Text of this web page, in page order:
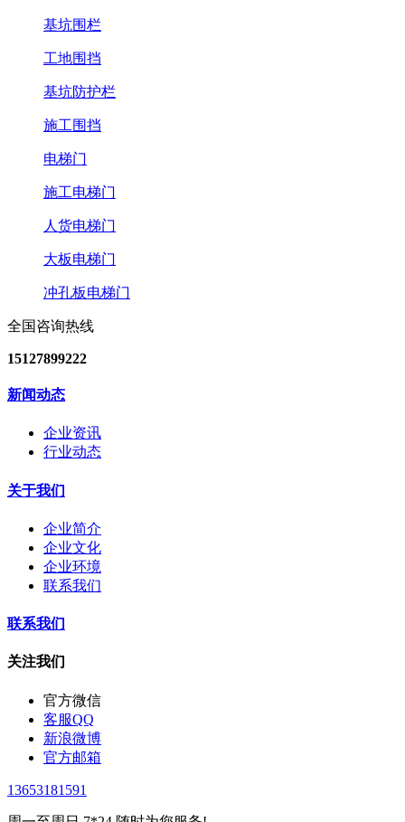
基坑围栏
工地围挡
基坑防护栏
施工围挡
电梯门
施工电梯门
人货电梯门
大板电梯门
冲孔板电梯门
全国咨询热线
15127899222
新闻动态
企业资讯
行业动态
关于我们
企业简介
企业文化
企业环境
联系我们
联系我们
关注我们
官方微信
客服QQ
新浪微博
官方邮箱
13653181591